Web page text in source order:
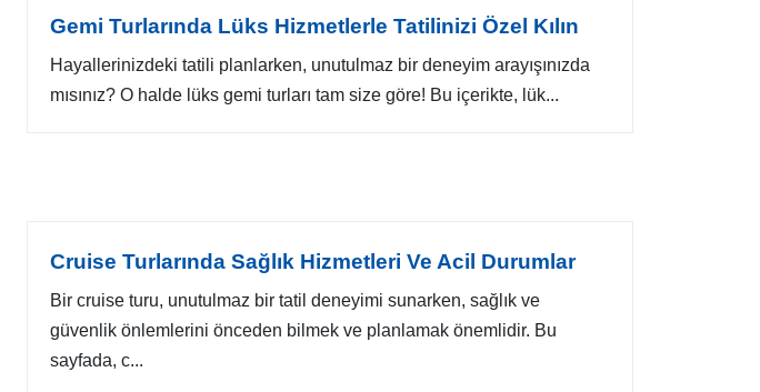
Gemi Turlarında Lüks Hizmetlerle Tatilinizi Özel Kılın
Hayallerinizdeki tatili planlarken, unutulmaz bir deneyim arayışınızda
mısınız? O halde lüks gemi turları tam size göre! Bu içerikte, lük...
Cruise Turlarında Sağlık Hizmetleri Ve Acil Durumlar
Bir cruise turu, unutulmaz bir tatil deneyimi sunarken, sağlık ve
güvenlik önlemlerini önceden bilmek ve planlamak önemlidir. Bu
sayfada, c...